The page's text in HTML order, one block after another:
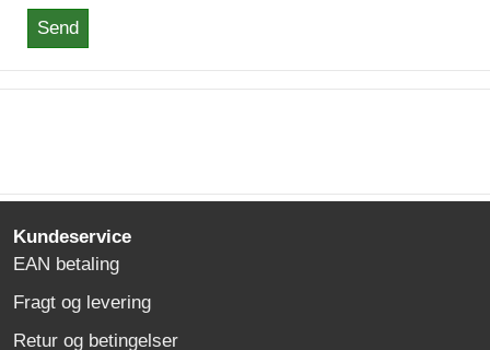
Send
Kundeservice
EAN betaling
Fragt og levering
Retur og betingelser